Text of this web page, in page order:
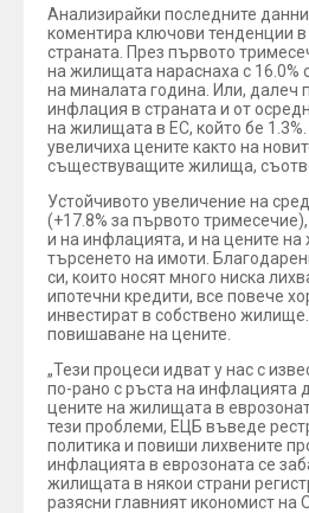
Анализирайки последните
коментира ключови тенденции
страната. През първото
на жилищата нараснаха с
на миналата година. Или, далеч
инфлация в страната и от
на жилищата в ЕС, който бе
увеличиха цените както на
съществуващите жилища,
Устойчивото увеличение на
(+17.8% за първото
и на инфлацията, и на цените
търсенето на имоти.
си, които носят много ниска
ипотечни кредити, все повече
инвестират в собствено
повишаване на цените.
„Тези процеси идват у нас с
по-рано с ръста на инфлацията
цените на жилищата в
тези проблеми, ЕЦБ въведе
политика и повиши лихвените
инфлацията в еврозоната се
жилищата в някои страни
разясни главният икономист на